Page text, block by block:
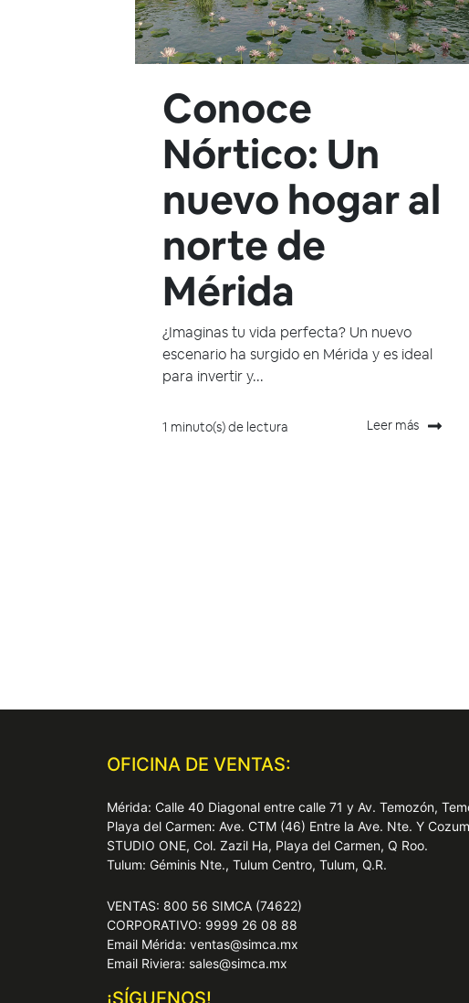
Conoce
Nórtico: Un
nuevo hogar al
norte de
Mérida
¿Imaginas tu vida perfecta? Un nuevo
escenario ha surgido en Mérida y es ideal
para invertir y...
1 minuto(s) de lectura Leer más
OFICINA DE VENTAS:
Mérida: Calle 40 Diagonal entre calle 71 y Av. Temozón,
Playa del Carmen: Ave. CTM (46) Entre la Ave. Nte. Y
STUDIO ONE, Col. Zazil Ha, Playa del Carmen, Q Roo.
Tulum: Géminis Nte., Tulum Centro, Tulum, Q.R.
VENTAS: 800 56 SIMCA (74622)
CORPORATIVO: 9999 26 08 88
Email Mérida: ventas@simca.mx
Email Riviera: sales@simca.mx
¡SÍGUENOS!